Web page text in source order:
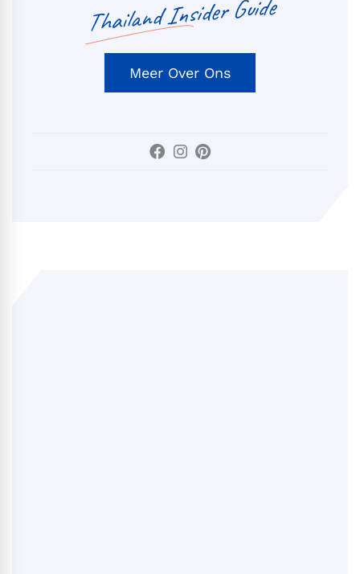
Thailand Insider Guide
Meer Over Ons